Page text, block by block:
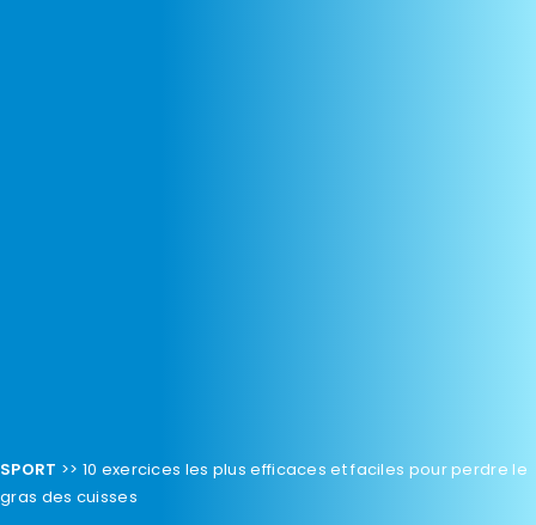
SPORT >> 10 exercices les plus efficaces et faciles pour perdre le
gras des cuisses